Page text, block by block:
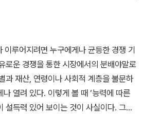
가장 큰 문제는, 임직원의 급여를 우선
찰가로 이루어지는 서울메트로의 용역
인건비를 최소한으로 책정했다는 점이
용료에서 유래된 개념이며, 경제학에서는
나 서비스까지 아우르는 개념으로 확장되
한 조지프 스티글리츠(Joseph E. Stiglit
‘한’ 일이 아니라 토지에 대한 소유권을
상을 받는다”라고 비판한 바 있다. 토지
루어지려면 누구에게나 균등한 경쟁 기
로운 경쟁을 통한 시장에서의 분배야말로
과 재산, 연령이나 사회적 계층을 불문하
열려 있다. 이렇게 볼 때 ‘능력에 따른
설득력 있어 보이는 것이 사실이다. 그런